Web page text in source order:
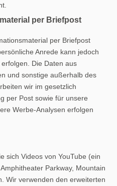
per Briefpost
per Briefpost
Anrede kann jedoch
Die Daten aus
und sonstige außerhalb des
wir im gesetzlich
per Post sowie für unsere
Werbe-Analysen erfolgen
sich Videos von YouTube (ein
Parkway, Mountain
Wir verwenden den erweiterten